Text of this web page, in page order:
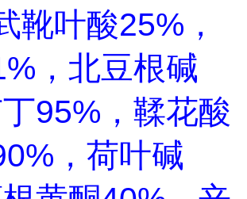
靴叶酸25%，
，北豆根碱
95%，鞣花酸
，荷叶碱